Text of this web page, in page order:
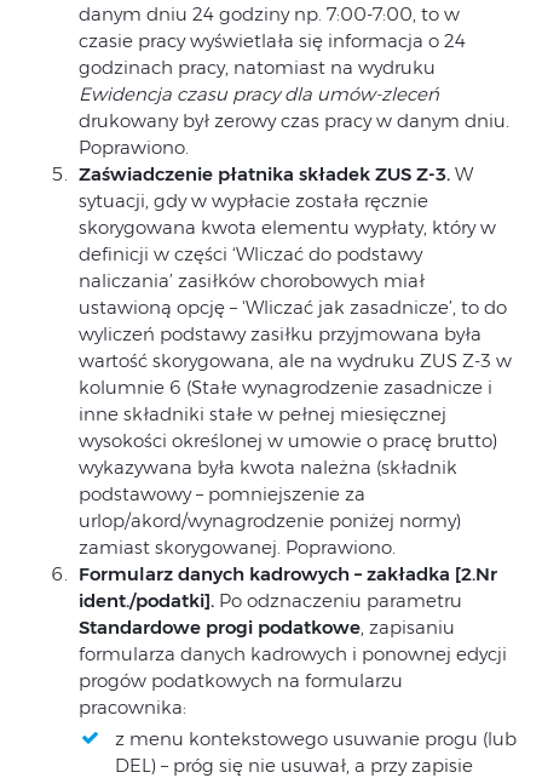
danym dniu 24 godziny np. 7:00-7:00, to w
czasie pracy wyświetlała się informacja o 24
godzinach pracy, natomiast na wydruku
Ewidencja czasu pracy dla umów-zleceń
drukowany był zerowy czas pracy w danym dniu.
Poprawiono.
Zaświadczenie płatnika składek ZUS Z-3. W
sytuacji, gdy w wypłacie została ręcznie
skorygowana kwota elementu wypłaty, który w
definicji w części ‘Wliczać do podstawy
naliczania’ zasiłków chorobowych miał
ustawioną opcję – 'Wliczać jak zasadnicze’, to do
wyliczeń podstawy zasiłku przyjmowana była
wartość skorygowana, ale na wydruku ZUS Z-3 w
kolumnie 6 (Stałe wynagrodzenie zasadnicze i
inne składniki stałe w pełnej miesięcznej
wysokości określonej w umowie o pracę brutto)
wykazywana była kwota należna (składnik
podstawowy – pomniejszenie za
urlop/akord/wynagrodzenie poniżej normy)
zamiast skorygowanej. Poprawiono.
Formularz danych kadrowych – zakładka [2.Nr
ident./podatki]. Po odznaczeniu parametru
Standardowe progi podatkowe , zapisaniu
formularza danych kadrowych i ponownej edycji
progów podatkowych na formularzu
pracownika:
z menu kontekstowego usuwanie progu (lub
DEL) – próg się nie usuwał, a przy zapisie